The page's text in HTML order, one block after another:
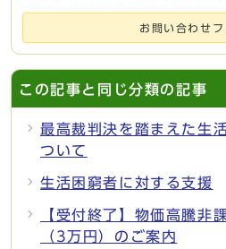
お問い合わせフ
この記事と同じ分類の記事
最高裁判決を踏まえた生
ついて
生活困窮者に対する支援
【受付終了】物価高騰非
（3万円）のご案内